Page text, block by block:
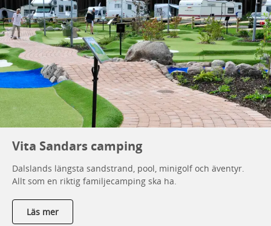
Vita Sandars camping
Dalslands längsta sandstrand, pool, minigolf och äventyr.
Allt som en riktig familjecamping ska ha.
Läs mer